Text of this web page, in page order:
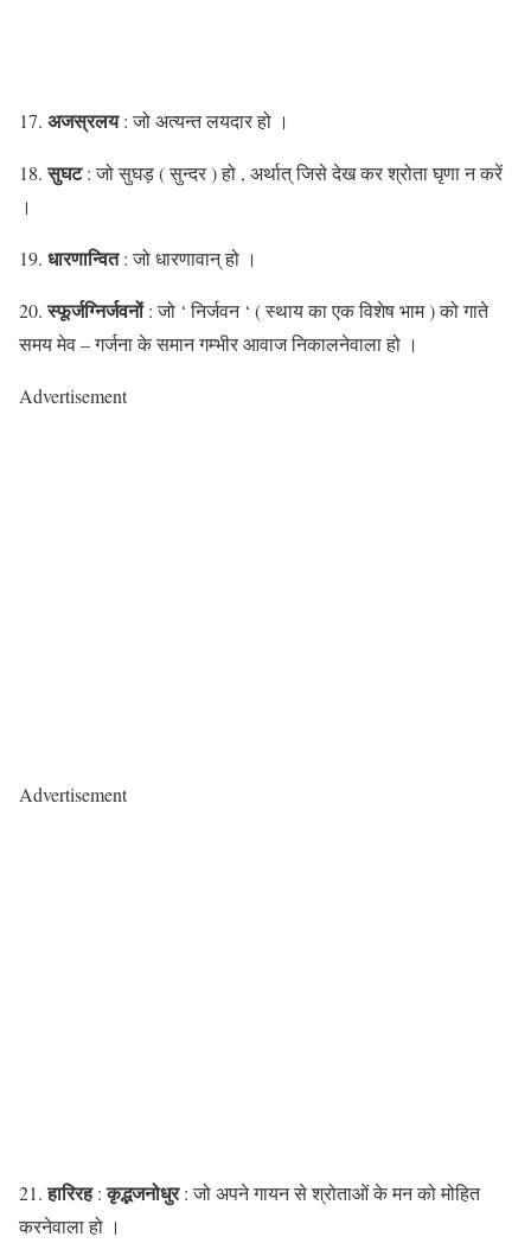
17. अजस्रलय: जो अत्यन्त लयदार हो ।
18.सुघट: जो सुघड़ ( सुन्दर ) हो , अर्थात् जिसे देख कर श्रोता घृणा न करें
।
19. धारणान्वित: जो धारणावान् हो ।
20.स्फूर्जग्निर्जवनों: जो ‘ निर्जवन ‘ ( स्थाय का एक विशेष भाम ) को गाते
समय मेव – गर्जना के समान गम्भीर आवाज निकालनेवाला हो ।
Advertisement
Advertisement
21.हारिरह:कृद्भजनोधुर: जो अपने गायन से श्रोताओं के मन को मोहित
करनेवाला हो ।